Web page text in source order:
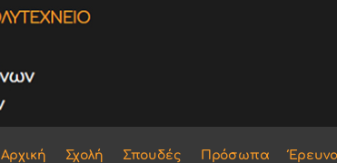
Αρχική Σχολή Σπουδές Πρόσωπα